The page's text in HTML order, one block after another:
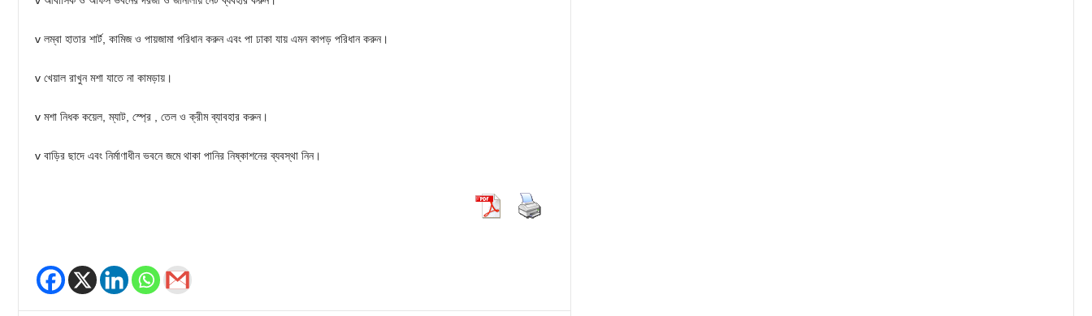
v লম্বা হাতার শার্ট, কামিজ ও পায়জামা পরিধান করুন এবং পা ঢাকা যায় এমন কাপড় পরিধান করুন।
v খেয়াল রাখুন মশা যাতে না কামড়ায়।
v মশা নিধক কয়েল, ম্যাট, স্প্রে , তেল ও ক্রীম ব্যাবহার করুন।
v বাড়ির ছাদে এবং নির্মাণাধীন ভবনে জমে থাকা পানির নিষ্কাশনের ব্যবস্থা নিন।